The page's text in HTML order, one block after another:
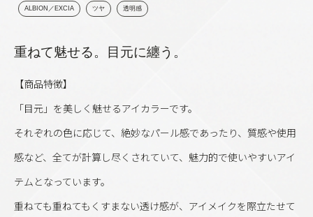
ALBION／EXCIA ツヤ 透明感
重ねて魅せる。目元に纏う。
【商品特徴】
「目元」を美しく魅せるアイカラーです。
それぞれの色に応じて、絶妙なパール感であったり、質感や使用
感など、全てが計算し尽くされていて、魅力的で使いやすいアイ
テムとなっています。
重ねても重ねてもくすまない透け感が、アイメイクを際立たせて